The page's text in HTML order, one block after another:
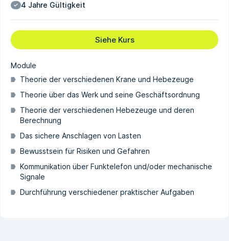
4 Jahre Gültigkeit
Siehe Kurs
Module
Theorie der verschiedenen Krane und Hebezeuge
Theorie über das Werk und seine Geschäftsordnung
Theorie der verschiedenen Hebezeuge und deren
Berechnung
Das sichere Anschlagen von Lasten
Bewusstsein für Risiken und Gefahren
Kommunikation über Funktelefon und/oder mechanische
Signale
Durchführung verschiedener praktischer Aufgaben